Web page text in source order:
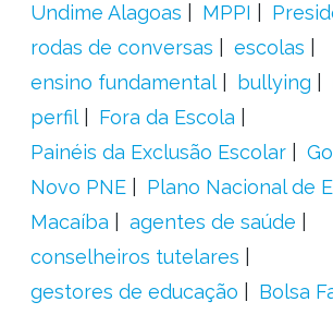
Undime Alagoas
MPPI
rodas de conversas
escolas
ensino fundamental
bullying
perfil
Fora da Escola
Painéis da Exclusão Escolar
Novo PNE
Plano Nacional de
Macaíba
agentes de saúde
conselheiros tutelares
gestores de educação
Bolsa